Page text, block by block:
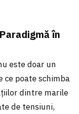
în
este doar un
ce poate schimba
dintre marile
de tensiuni,